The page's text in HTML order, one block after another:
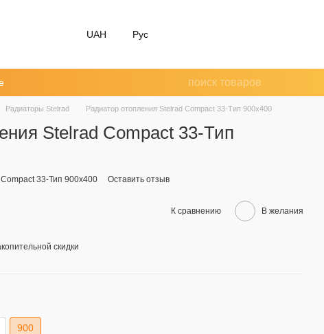
UAH Рус
Радиаторы Stelrad Радиатор отопления Stelrad Compact 33-Тип 900х400
Stelrad Compact 33-Тип
33-Тип 900х400 Оставить отзыв
К сравнению В желания
скидки
900